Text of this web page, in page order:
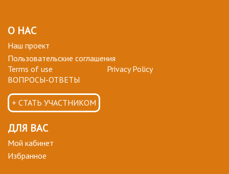
О НАС
Наш проект
Пользовательские соглашения
Terms of use
Privacy Policy
ВОПРОСЫ-ОТВЕТЫ
+ СТАТЬ УЧАСТНИКОМ
ДЛЯ ВАС
Мой кабинет
Избранное